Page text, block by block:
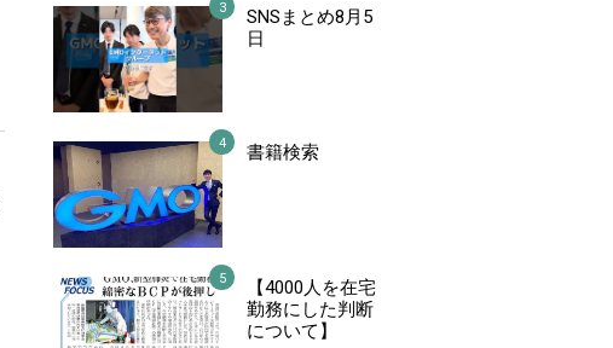
SNSまとめ8月5
日
書籍検索
【4000人を在宅
勤務にした判断
について】